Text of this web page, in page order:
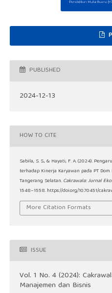
PUBLISHED
2024-12-13
HOW TO CITE
Sabila, S. S., & Hayati, F. A. (2024).
terhadap Kinerja Karyawan pada PT
Tangerang Selatan. Cakrawala: Jurnal
1548–1558. https://doi.org/10.70451/
More Citation Formats
ISSUE
Vol. 1 No. 4 (2024):
Manajemen dan Bisnis